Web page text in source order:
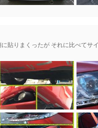
貼りまくったが それに比べてサ